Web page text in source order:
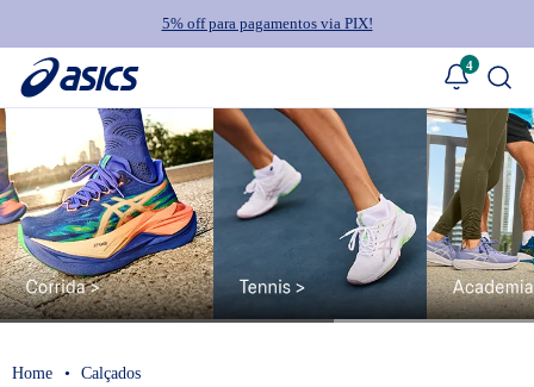
5% off para pagamentos via PIX!
4
Calçados